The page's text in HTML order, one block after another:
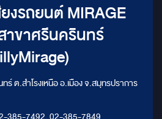
ยงรถยนต์ MIRAGE
ต.สำโรงเหนือ อ.เมือง จ.สมุทรปราการ